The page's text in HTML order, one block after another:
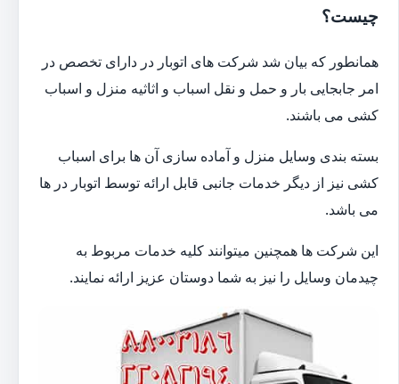
چیست؟
همانطور که بیان شد شرکت های اتوبار در دارای تخصص در
امر جابجایی بار و حمل و نقل اسباب و اثاثیه منزل و اسباب
کشی می باشند.
بسته بندی وسایل منزل و آماده سازی آن ها برای اسباب
کشی نیز از دیگر خدمات جانبی قابل ارائه توسط اتوبار در ها
می باشد.
این شرکت ها همچنین میتوانند کلیه خدمات مربوط به
چیدمان وسایل را نیز به شما دوستان عزیز ارائه نمایند.